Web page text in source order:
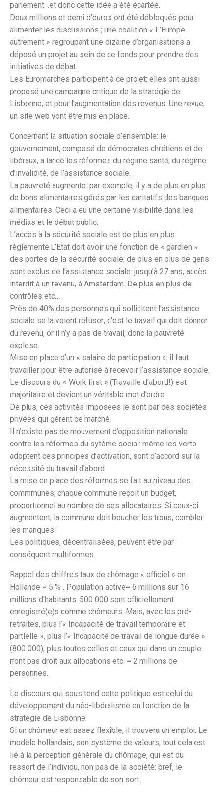
parlement…et donc cette idée a été écartée.
Deux millions et demi d’euros ont été débloqués pour
alimenter les discussions ; une coalition « L’Europe
autrement » regroupant une dizaine d’organisations a
déposé un projet au sein de ce fonds pour prendre des
initiatives de débat.
Les Euromarches participent à ce projet; elles ont aussi
proposé une campagne critique de la stratégie de
Lisbonne, et pour l’augmentation des revenus. Une revue,
un site web vont être mis en place.
Concernant la situation sociale d’ensemble: le
gouvernement, composé de démocrates chrétiens et de
libéraux, a lancé les réformes du régime santé, du régime
d’invalidité, de l’assistance sociale.
La pauvreté augmente: par exemple, il y a de plus en plus
de bons alimentaires gérés par les caritatifs des banques
alimentaires. Ceci a eu une certaine visibilité dans les
médias et le débat public.
L’accès à la sécurité sociale est de plus en plus
réglementé.L’Etat doit avoir une fonction de « gardien »
des portes de la sécurité sociale; de plus en plus de gens
sont exclus de l’assistance sociale: jusqu’à 27 ans, accès
interdit à un revenu, à Amsterdam. De plus en plus de
contrôles etc…
Près de 40% des personnes qui sollicitent l’assistance
sociale se la voient refuser; c’est le travail qui doit donner
du revenu, or il n’y a pas de travail, donc la pauvreté
explose.
Mise en place d’un « salaire de participation »: il faut
travailler pour être autorisé à recevoir l’assistance sociale.
Le discours du « Work first » (Travaille d’abord!) est
majoritaire et devient un véritable mot d’ordre.
De plus, ces activités imposées le sont par des sociétés
privées qui gèrent ce marché.
Il n’existe pas de mouvement d’opposition nationale
contre les réformes du sytème social: même les verts
adoptent ces principes d’activation, sont d’accord sur la
nécessité du travail d’abord.
La mise en place des réformes se fait au niveau des
commmunes; chaque commune reçoit un budget,
proportionnel au nombre de ses allocataires. Si ceux-ci
augmentent, la commune doit boucher les trous, combler
les manques!
Les politiques, décentralisées, peuvent être par
conséquent multiformes.
Rappel des chiffres taux de chômage « officiel » en
Hollande = 5 % . Population active= 6 millions sur 16
millions d’habitants. 500 000 sont officiellement
enregistré(e)s comme chômeurs. Mais, avec les pré-
retraites, plus l’« Incapacité de travail temporaire et
partielle », plus l’« Incapacité de travail de longue durée »
(800 000), plus toutes celles et ceux qui dans un couple
n’ont pas droit aux allocations etc. = 2 millions de
personnes.
Le discours qui sous tend cette politique est celui du
développement du néo-libéralisme en fonction de la
stratégie de Lisbonne.
Si un chômeur est assez flexible, il trouvera un emploi. Le
modèle hollandais, son système de valeurs, tout cela est
lié à la perception générale du chômage, qui est du
ressort de l’individu, non pas de la société: bref, le
chômeur est responsable de son sort.